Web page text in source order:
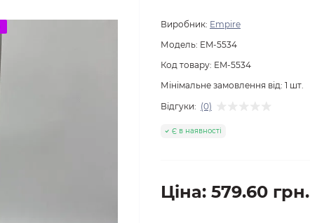
Виробник: Empire
Модель: EM-5534
Код товару: EM-5534
Мінімальне замовлення від: 1 шт.
Відгуки: (0)
Є в наявності
Ціна: 579.60 грн.